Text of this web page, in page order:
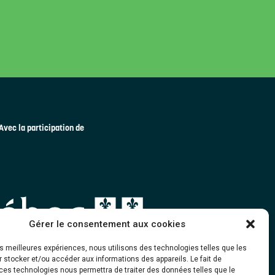
Gérer le consentement aux cookies
meilleures expériences, nous utilisons des technologies telles que les
stocker et/ou accéder aux informations des appareils. Le fait de
technologies nous permettra de traiter des données telles que le
la participation de